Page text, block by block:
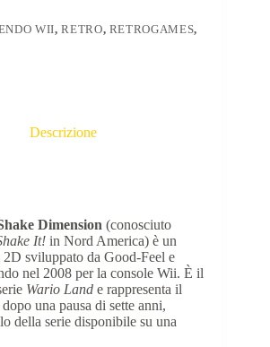
WII,RETRO, RETROGAMES,
Descrizione
Dimension (conosciuto
It! in Nord America) è un
sviluppato da Good-Feel e
nel 2008 per la console Wii. È il
Wario Land e rappresenta il
una pausa di sette anni,
della serie disponibile su una